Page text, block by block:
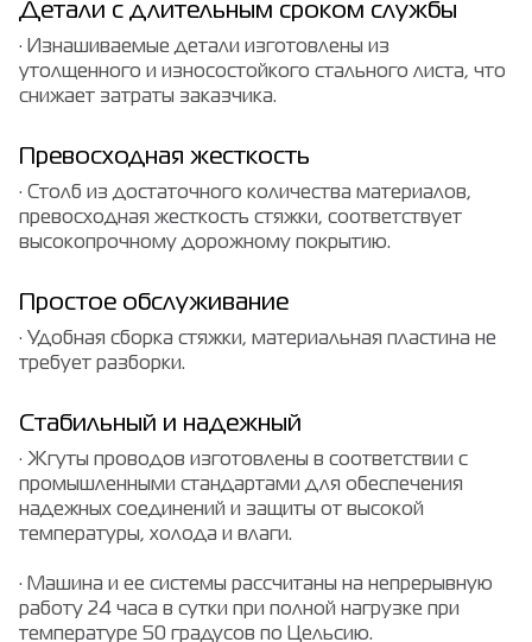
Детали с длительным сроком службы
· Изнашиваемые детали изготовлены из
утолщенного и износостойкого стального листа, что
снижает затраты заказчика.
Превосходная жесткость
· Столб из достаточного количества материалов,
превосходная жесткость стяжки, соответствует
высокопрочному дорожному покрытию.
Простое обслуживание
· Удобная сборка стяжки, материальная пластина не
требует разборки.
Стабильный и надежный
· Жгуты проводов изготовлены в соответствии с
промышленными стандартами для обеспечения
надежных соединений и защиты от высокой
температуры, холода и влаги.
· Машина и ее системы рассчитаны на непрерывную
работу 24 часа в сутки при полной нагрузке при
температуре 50 градусов по Цельсию.